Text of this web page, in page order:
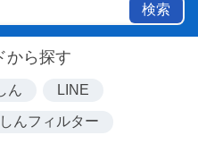
検索
から探す
ん LINE
んフィルター